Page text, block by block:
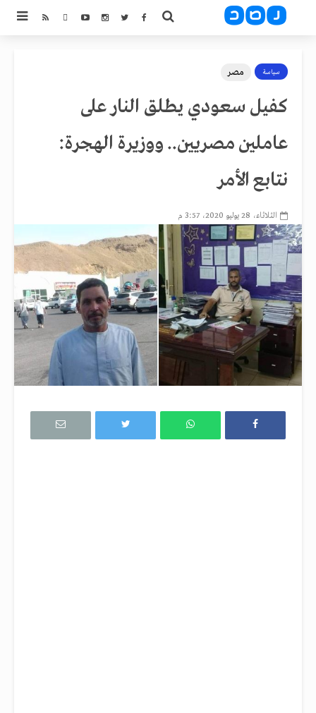
سياسة مصر
كفيل سعودي يطلق النار على
عاملين مصريين.. ووزيرة الهجرة:
نتابع الأمر
الثلاثاء، 28 يوليو 2020، 3:57 م